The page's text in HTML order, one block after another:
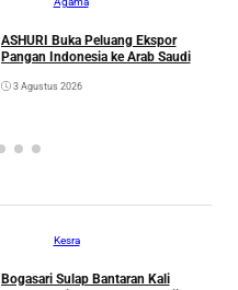
ASHURI Buka Peluang Ekspor
Pangan Indonesia ke Arab Saudi
3 Agustus 2026
Kesra
Bogasari Sulap Bantaran Kali